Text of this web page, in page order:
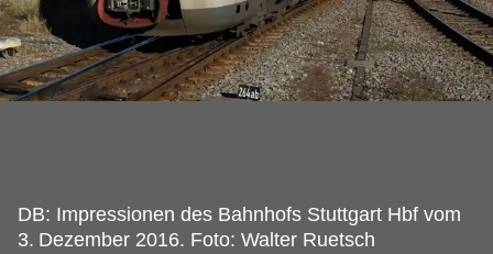
DB: Impressionen des Bahnhofs Stuttgart Hbf vom
3. Dezember 2016. Foto: Walter Ruetsch